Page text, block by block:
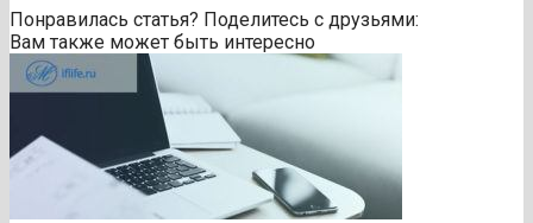
Понравилась статья? Поделитесь с друзьями:
Вам также может быть интересно